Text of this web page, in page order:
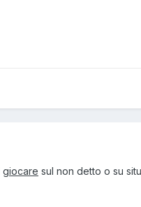
giocare sul non detto o su